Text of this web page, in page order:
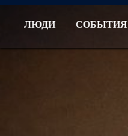
ЛЮДИ СОБЫТИЯ